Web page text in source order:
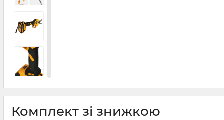
Комплект зі знижкою